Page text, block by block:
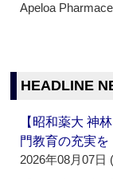
Apeloa
HEADLINE
【昭和薬大 神
門教育の充実を
2026年08月07日